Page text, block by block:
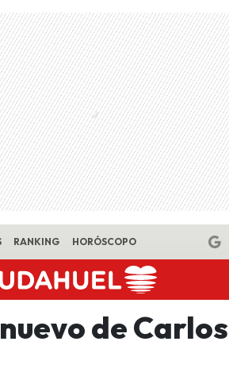
RANKING HORÓSCOPO
de Carlos